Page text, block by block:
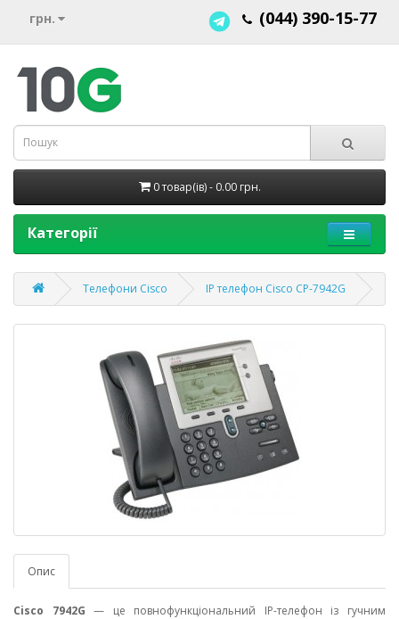
грн. (044) 390-15-77
0 товар(ів) - 0.00 грн.
Категорії
Телефони Cisco IP телефон Cisco CP-7942G
Опис
Cisco 7942G — це повнофункціональний IP-телефон із гучним